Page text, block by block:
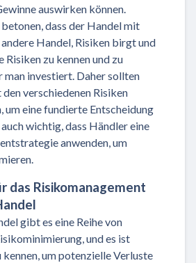
auswirken können.
dass der Handel mit
Handel, Risiken birgt und
Risiken zu kennen und zu
man investiert. Daher sollten
verschiedenen Risiken
um eine fundierte Entscheidung
wichtig, dass Händler eine
anwenden, um
das Risikomanagement
gibt es eine Reihe von
und es ist
um potenzielle Verluste